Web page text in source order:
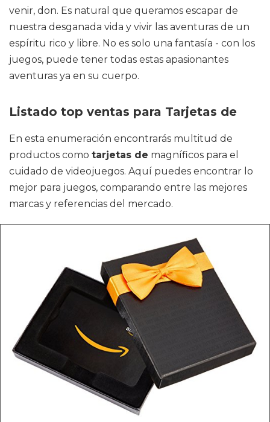
venir, don. Es natural que queramos escapar de
nuestra desganada vida y vivir las aventuras de un
espíritu rico y libre. No es solo una fantasía - con los
juegos, puede tener todas estas apasionantes
aventuras ya en su cuerpo.
Listado top ventas para Tarjetas de
En esta enumeración encontrarás multitud de
productos como tarjetas de magníficos para el
cuidado de videojuegos. Aquí puedes encontrar lo
mejor para juegos, comparando entre las mejores
marcas y referencias del mercado.